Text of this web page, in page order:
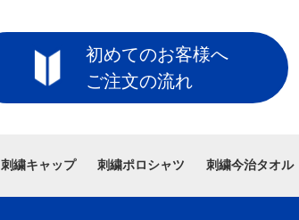
初めてのお客様へ
ご注文の流れ
刺繍キャップ 刺繍ポロシャツ 刺繍今治タオル